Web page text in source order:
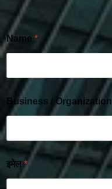
Name *
Business / Organization
इमेल *